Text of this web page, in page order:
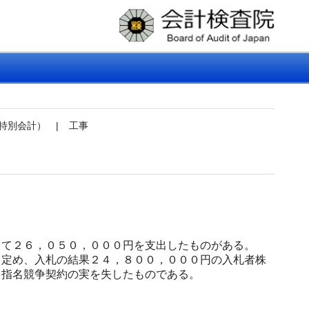
別会計） | 工事
６，０５０，０００円を支出したものがある。
め、入札の結果２４，８００，０００円の入札者株
名競争契約の実を失したものである。